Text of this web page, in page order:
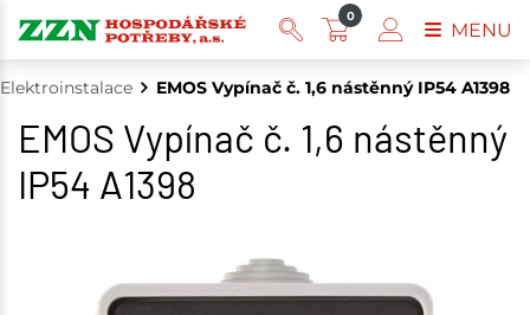
Elektroinstalace EMOS Vypínač č. 1,6 nástěnný IP54 A1398
EMOS Vypínač č. 1,6 nástěnný
IP54 A1398
0
MENU